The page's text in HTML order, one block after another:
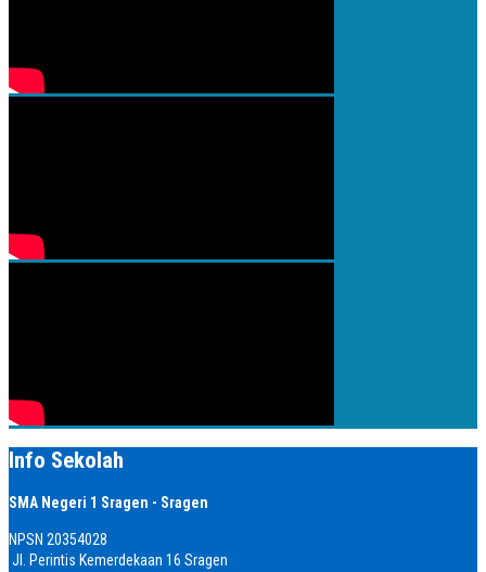
Info Sekolah
SMA Negeri 1 Sragen - Sragen
NPSN 20354028
Jl. Perintis Kemerdekaan 16 Sragen